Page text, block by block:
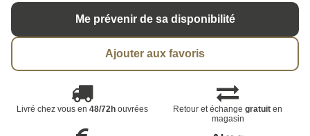
Me prévenir de sa disponibilité
Ajouter aux favoris
Livré chez vous en 48/72houvrées Retour et échangegratuit en
magasin